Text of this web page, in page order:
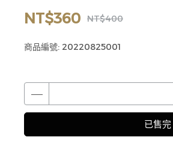
NT$360 NT$400
商品編號: 20220825001
已售